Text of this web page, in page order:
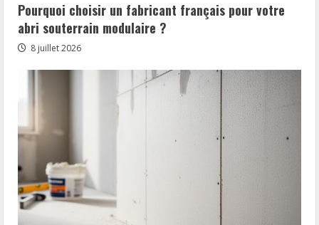
Pourquoi choisir un fabricant français pour votre
abri souterrain modulaire ?
8 juillet 2026